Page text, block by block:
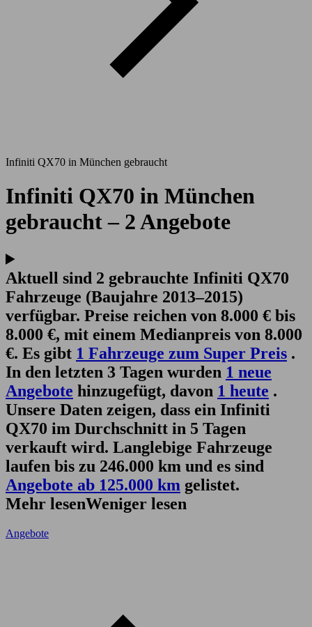
Infiniti QX70 in München gebraucht
Infiniti QX70 in München
gebraucht – 2 Angebote
Aktuell sind 2 gebrauchte Infiniti QX70
Fahrzeuge (Baujahre 2013–2015)
verfügbar. Preise reichen von 8.000 € bis
8.000 €, mit einem Medianpreis von 8.000
€. Es gibt 1 Fahrzeuge zum Super Preis .
In den letzten 3 Tagen wurden 1 neue
Angebote hinzugefügt, davon 1 heute .
Unsere Daten zeigen, dass ein Infiniti
QX70 im Durchschnitt in 5 Tagen
verkauft wird. Langlebige Fahrzeuge
laufen bis zu 246.000 km und es sind
Angebote ab 125.000 km gelistet.
Mehr lesenWeniger lesen
Angebote